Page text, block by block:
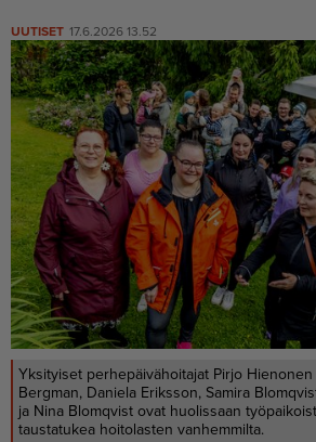
UUTISET 17.6.2026 13.52
Yksityiset perhepäivähoitajat Pirjo Hienonen
Bergman, Daniela Eriksson, Samira
ja Nina Blomqvist ovat huolissaan
taustatukea hoitolasten vanhemmilta.